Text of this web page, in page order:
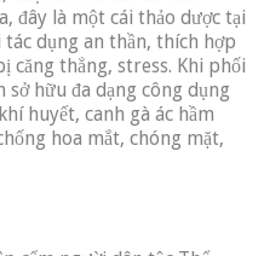
đây là một cái thảo dược tại
tác dụng an thần, thích hợp
căng thẳng, stress. Khi phối
sở hữu đa dạng công dụng
huyết, canh gà ác hầm
hoa mắt, chóng mặt,